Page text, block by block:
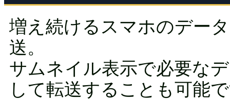
増え続けるスマホのデー
送。
サムネイル表示で必要な
して転送することも可能